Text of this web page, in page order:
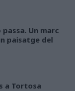
Un marc
paisatge del
a Tortosa